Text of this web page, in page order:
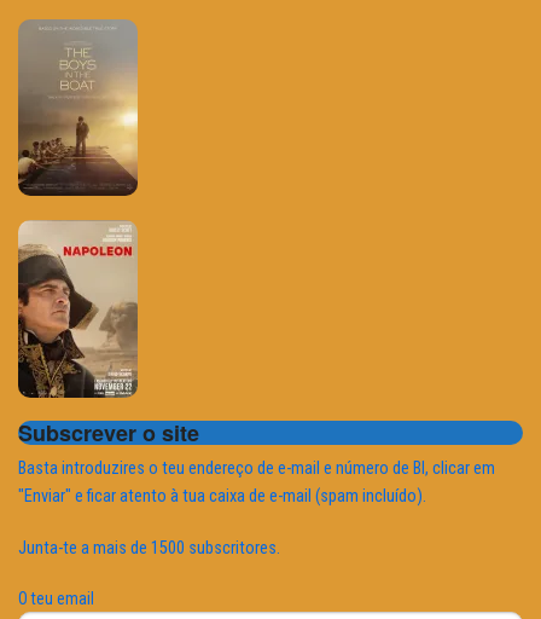
Subscrever o site
Basta introduzires o teu endereço de e-mail e número de BI, clicar em
"Enviar" e ficar atento à tua caixa de e-mail (spam incluído).
Junta-te a mais de 1500 subscritores.
O teu email